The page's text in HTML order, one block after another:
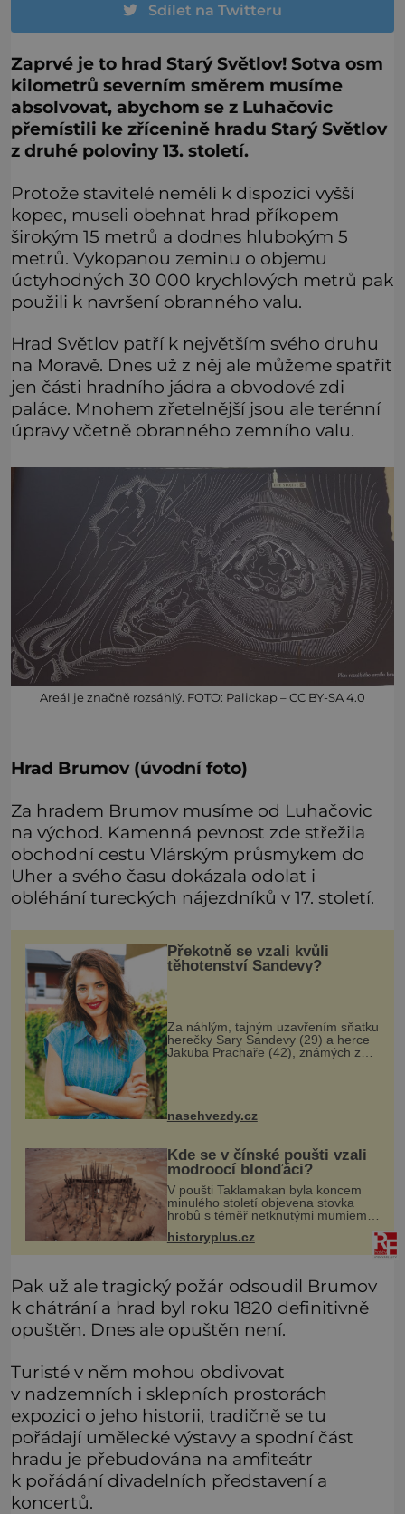
Sdílet na Twitteru
Zaprvé je to hrad Starý Světlov! Sotva osm
kilometrů severním směrem musíme
absolvovat, abychom se z Luhačovic
přemístili ke zřícenině hradu Starý Světlov
z druhé poloviny 13. století.
Protože stavitelé neměli k dispozici vyšší
kopec, museli obehnat hrad příkopem
širokým 15 metrů a dodnes hlubokým 5
metrů. Vykopanou zeminu o objemu
úctyhodných 30 000 krychlových metrů pak
použili k navršení obranného valu.
Hrad Světlov patří k největším svého druhu
na Moravě. Dnes už z něj ale můžeme spatřit
jen části hradního jádra a obvodové zdi
paláce. Mnohem zřetelnější jsou ale terénní
úpravy včetně obranného zemního valu.
Areál je značně rozsáhlý. FOTO: Palickap – CC BY-SA 4.0
Hrad Brumov (úvodní foto)
Za hradem Brumov musíme od Luhačovic
na východ. Kamenná pevnost zde střežila
obchodní cestu Vlárským průsmykem do
Uher a svého času dokázala odolat i
obléhání tureckých nájezdníků v 17. století.
Překotně se vzali kvůli
těhotenství Sandevy?
Za náhlým, tajným uzavřením sňatku
herečky Sary Sandevy (29) a herce
Jakuba Prachaře (42), známých ze
seriálu Jakub a Sara, se skrývá
možná mnohem víc než jen touha
nasehvezdy.cz
Kde se v čínské poušti vzali
modroocí blonďáci?
V poušti Taklamakan byla koncem
minulého století objevena stovka
hrobů s téměř netknutými mumiemi.
Všichni mrtví byli pohřbeni s úctou a
četnými milodary. Asi nejvíc přitom
vědce zaujal hrob tříměsíčn
historyplus.cz
Pak už ale tragický požár odsoudil Brumov
k chátrání a hrad byl roku 1820 definitivně
opuštěn. Dnes ale opuštěn není.
Turisté v něm mohou obdivovat
v nadzemních i sklepních prostorách
expozici o jeho historii, tradičně se tu
pořádají umělecké výstavy a spodní část
hradu je přebudována na amfiteátr
k pořádání divadelních představení a
koncertů.